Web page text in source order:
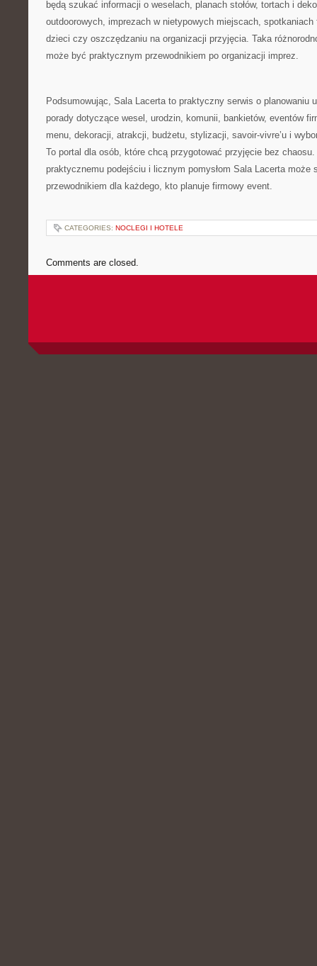
będą szukać informacji o weselach, planach stołów, tortach i
outdoorowych, imprezach w nietypowych miejscach,
dzieci czy oszczędzaniu na organizacji przyjęcia. Taka
może być praktycznym przewodnikiem po organizacji imprez.
Podsumowując, Sala Lacerta to praktyczny serwis o planowaniu
porady dotyczące wesel, urodzin, komunii, bankietów, eventów
menu, dekoracji, atrakcji, budżetu, stylizacji, savoir-vivre’u i
To portal dla osób, które chcą przygotować przyjęcie bez
praktycznemu podejściu i licznym pomysłom Sala Lacerta może
przewodnikiem dla każdego, kto planuje firmowy event.
CATEGORIES: NOCLEGI I HOTELE
Comments are closed.